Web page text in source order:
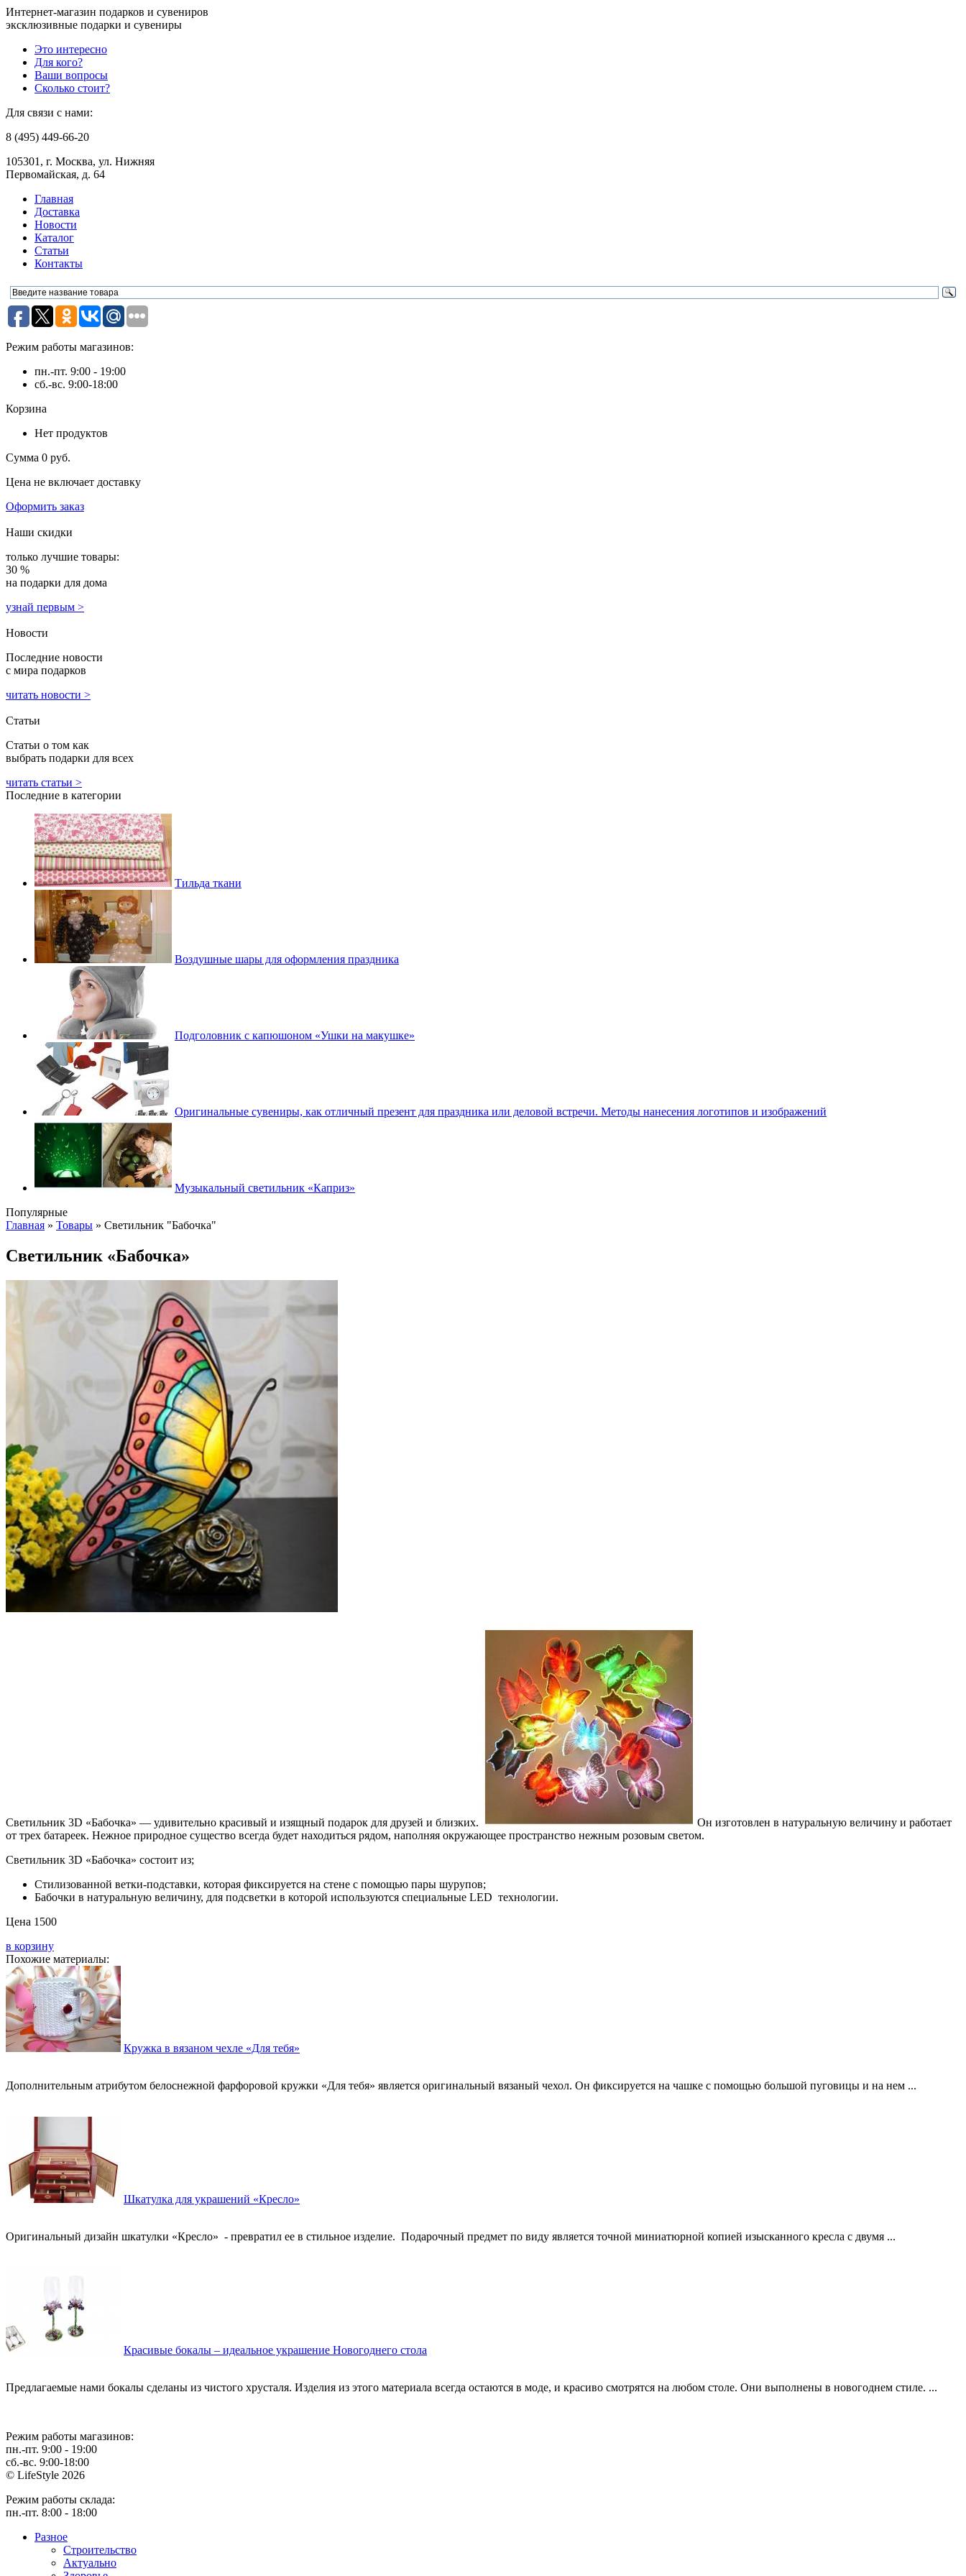
Интернет-магазин подарков и сувениров
эксклюзивные подарки и сувениры
Это интересно
Для кого?
Ваши вопросы
Сколько стоит?
Для связи с нами:
8 (495) 449-66-20
105301, г. Москва, ул. Нижняя
Первомайская, д. 64
Главная
Доставка
Новости
Каталог
Статьи
Контакты
Режим работы магазинов:
пн.-пт. 9:00 - 19:00
сб.-вс. 9:00-18:00
Корзина
Нет продуктов
Сумма 0 руб.
Цена не включает доставку
Оформить заказ
Наши скидки
только лучшие товары:
30 %
на подарки для дома
узнай первым >
Новости
Последние новости
с мира подарков
читать новости >
Статьи
Статьи о том как
выбрать подарки для всех
читать статьи >
Последние в категории
Тильда ткани
Воздушные шары для оформления праздника
Подголовник с капюшоном «Ушки на макушке»
Оригинальные сувениры, как отличный презент для праздника или деловой встречи. Методы нанесения логотипов и изображений
Музыкальный светильник «Каприз»
Популярные
Главная » Товары » Светильник "Бабочка"
Светильник «Бабочка»
Светильник 3D «Бабочка» — удивительно красивый и изящный подарок для друзей и близких.
Он изготовлен в натуральную величину и работает
от трех батареек. Нежное природное существо всегда будет находиться рядом, наполняя окружающее пространство нежным розовым светом.
Светильник 3D «Бабочка» состоит из;
Стилизованной ветки-подставки, которая фиксируется на стене с помощью пары шурупов;
Бабочки в натуральную величину, для подсветки в которой используются специальные LED технологии.
Цена 1500
в корзину
Похожие материалы:
Кружка в вязаном чехле «Для тебя»
Дополнительным атрибутом белоснежной фарфоровой кружки «Для тебя» является оригинальный вязаный чехол. Он фиксируется на чашке с помощью большой пуговицы и на нем ...
Шкатулка для украшений «Кресло»
Оригинальный дизайн шкатулки «Кресло» - превратил ее в стильное изделие. Подарочный предмет по виду является точной миниатюрной копией изысканного кресла с двумя ...
Красивые бокалы – идеальное украшение Новогоднего стола
Предлагаемые нами бокалы сделаны из чистого хрусталя. Изделия из этого материала всегда остаются в моде, и красиво смотрятся на любом столе. Они выполнены в новогоднем стиле. ...
Режим работы магазинов:
пн.-пт. 9:00 - 19:00
сб.-вс. 9:00-18:00
© LifeStyle 2026
Режим работы склада:
пн.-пт. 8:00 - 18:00
Разное
Cтроительство
Актуально